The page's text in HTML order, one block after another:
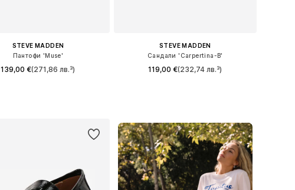
STEVE MADDEN
Пантофи 'Muse'
139,00 €(271,86 лв.³)
STEVE MADDEN
Сандали 'Carpertina-B'
119,00 €(232,74 лв.³)